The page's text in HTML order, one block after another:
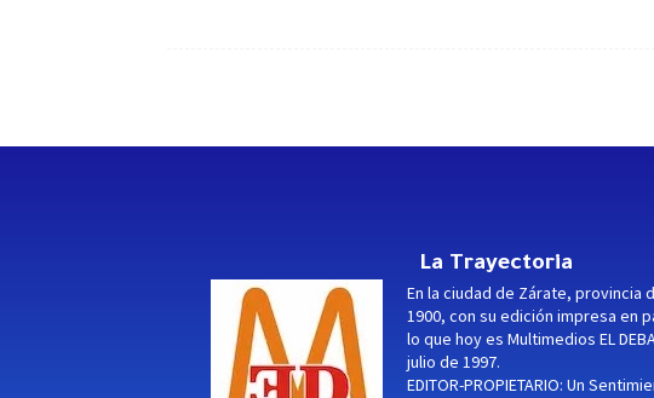
La Trayectoria
En la ciudad de Zárate, provincia
1900, con su edición impresa en
lo que hoy es Multimedios EL
julio de 1997.
EDITOR-PROPIETARIO: Un